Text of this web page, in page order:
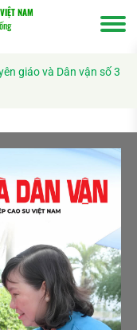
NAM
giáo và Dân vận số 3